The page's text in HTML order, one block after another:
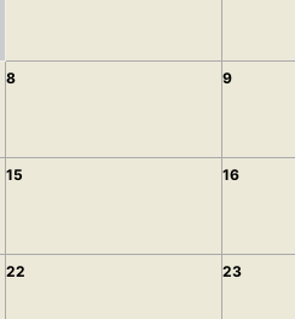
8 9
15 16
22 23